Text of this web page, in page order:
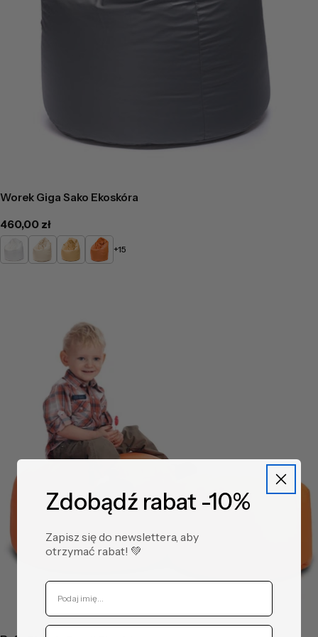
Worek Giga Sako Ekoskóra
Cena
regularna
460,00 zł
BeżowyŻółty Pomarańczowy
+15
Zdobądź rabat -10%
Zapisz się do newslettera, aby
otrzymać rabat! ​💚